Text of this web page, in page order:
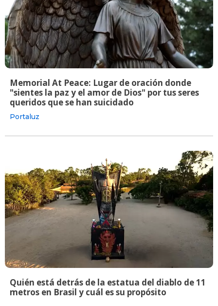
Memorial At Peace: Lugar de oración donde
"sientes la paz y el amor de Dios" por tus seres
queridos que se han suicidado
Portaluz
Quién está detrás de la estatua del diablo de 11
metros en Brasil y cuál es su propósito